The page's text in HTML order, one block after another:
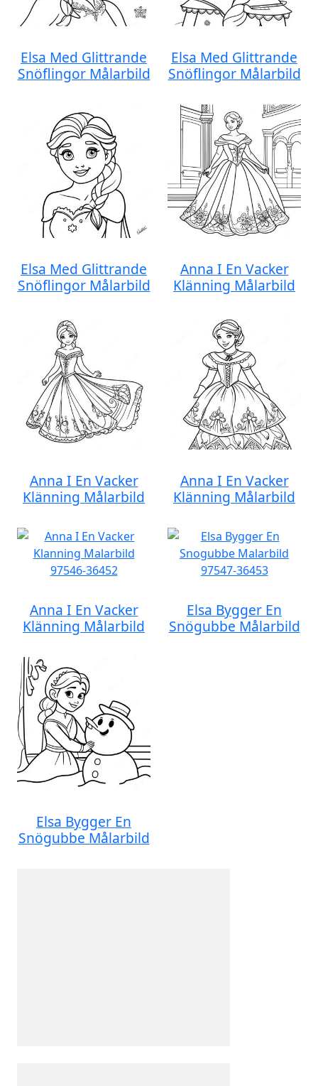
Elsa Med Glittrande
Snöflingor Målarbild
Elsa Med Glittrande
Snöflingor Målarbild
Elsa Med Glittrande
Snöflingor Målarbild
Anna I En Vacker
Klänning Målarbild
Anna I En Vacker
Klänning Målarbild
Anna I En Vacker
Klänning Målarbild
Anna I En Vacker
Klänning Målarbild
Elsa Bygger En
Snögubbe Målarbild
Elsa Bygger En
Snögubbe Målarbild